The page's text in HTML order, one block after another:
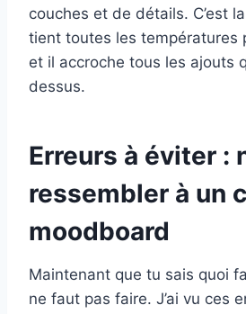
couches et de détails. C’est
tient toutes les températures
et il accroche tous les ajouts
dessus.
Erreurs à éviter :
ressembler à un
moodboard
Maintenant que tu sais quoi
ne faut pas faire. J’ai vu ces